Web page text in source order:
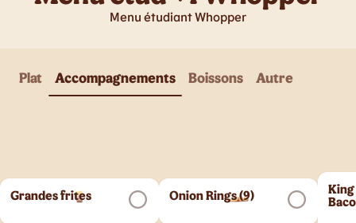
Menu étudiant Whopper
Plat Accompagnements Boissons Autre
Grandes frites Onion Rings (9)
King